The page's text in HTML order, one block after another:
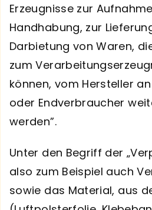
Erzeugnisse zur
Handhabung, zur
Darbietung von Waren,
zum
können, vom Hersteller
oder Endverbraucher
werden”.
Unter den Begriff der
also zum Beispiel auch
sowie das Material, aus